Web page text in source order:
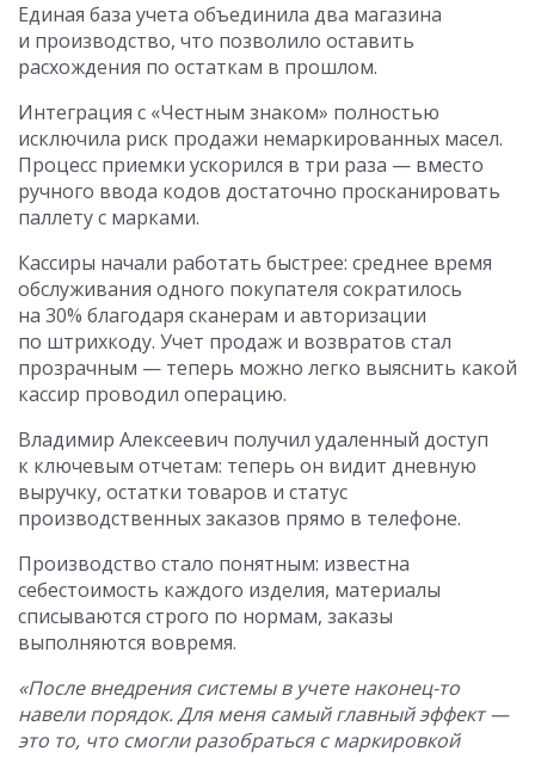
Единая база учета объединила два магазина
и производство, что позволило оставить
расхождения по остаткам в прошлом.
Интеграция с «Честным знаком» полностью
исключила риск продажи немаркированных масел.
Процесс приемки ускорился в три раза — вместо
ручного ввода кодов достаточно просканировать
паллету с марками.
Кассиры начали работать быстрее: среднее время
обслуживания одного покупателя сократилось
на 30% благодаря сканерам и авторизации
по штрихкоду. Учет продаж и возвратов стал
прозрачным — теперь можно легко выяснить какой
кассир проводил операцию.
Владимир Алексеевич получил удаленный доступ
к ключевым отчетам: теперь он видит дневную
выручку, остатки товаров и статус
производственных заказов прямо в телефоне.
Производство стало понятным: известна
себестоимость каждого изделия, материалы
списываются строго по нормам, заказы
выполняются вовремя.
«После внедрения системы в учете наконец-то
навели порядок. Для меня самый главный эффект —
это то, что смогли разобраться с маркировкой